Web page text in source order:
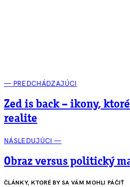
— PREDCHÁDZAJÚCI
Zed is back – ikony,
realite
NÁSLEDUJÚCI —
Obraz versus politický
ČLÁNKY, KTORÉ BY SA VÁM MOHLI PÁČIŤ